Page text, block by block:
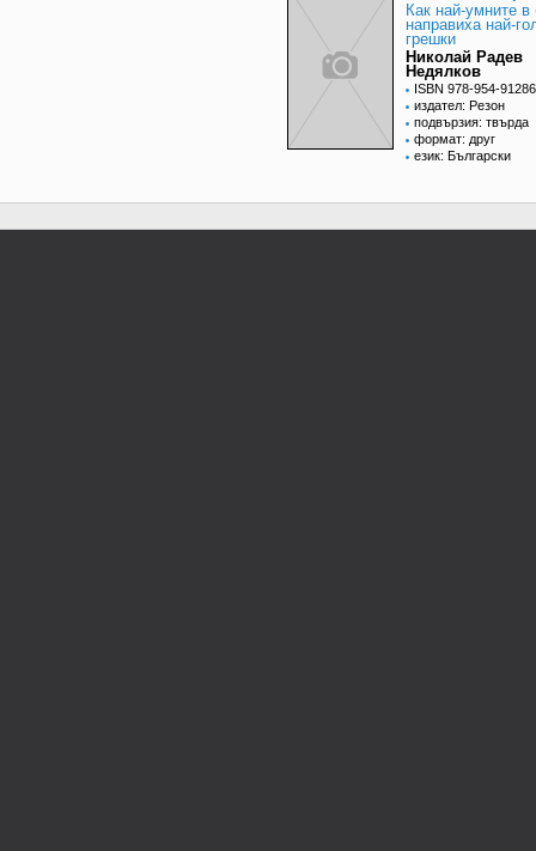
Как най-умните в
направиха най-
грешки
Николай Радев
Недялков
ISBN 978-954-
издател: Резон
подвързия: твърда
формат: друг
език: Български